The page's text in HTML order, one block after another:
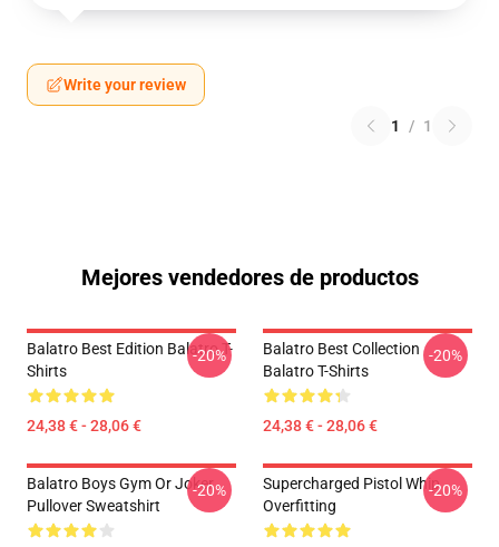
Write your review
1 / 1
Mejores vendedores de productos
Balatro Best Edition Balatro T-
Shirts
24,38 € - 28,06 €
-20%
Balatro Best Collection
Balatro T-Shirts
24,38 € - 28,06 €
-20%
Balatro Boys Gym Or Joker
Pullover Sweatshirt
-20%
Supercharged Pistol Whip
Overfitting
-20%